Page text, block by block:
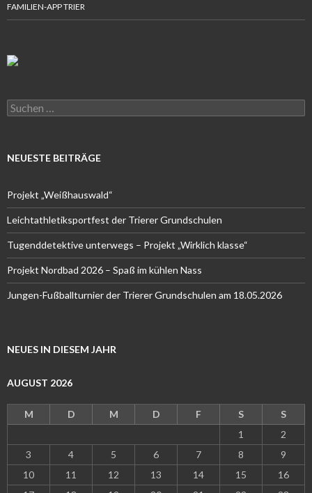
FAMILIEN-APP TRIER
Suchen
nach:
NEUESTE BEITRÄGE
Projekt „Weißhauswald“
Leichtathletiksportfest der Trierer Grundschulen
Tugenddetektive unterwegs – Projekt „Wirklich klasse“
Projekt Nordbad 2026 – Spaß im kühlen Nass
Jungen-Fußballturnier der Trierer Grundschulen am 18.05.2026
NEUES IN DIESEM JAHR
AUGUST 2026
M D M D F S
S
1
2
3
4 5 6 7 8
9
10
11 12 13 14 15
16